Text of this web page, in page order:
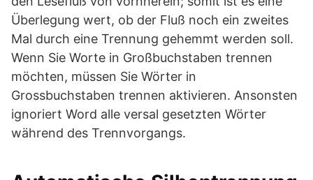
Überlegung wert, ob der Fluß noch ein zweites
Mal durch eine Trennung gehemmt werden soll.
Wenn Sie Worte in Großbuchstaben trennen
möchten, müssen Sie Wörter in
Grossbuchstaben trennen aktivieren. Ansonsten
ignoriert Word alle versal gesetzten Wörter
während des Trennvorgangs.